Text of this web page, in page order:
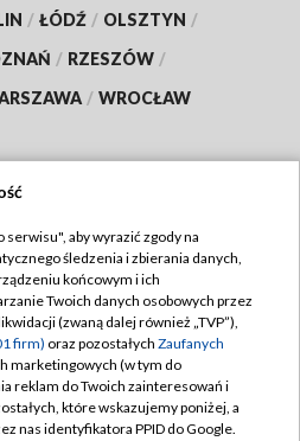
/ ŁÓDŹ / OLSZTYN /
/ RZESZÓW /
/ WROCŁAW
TVP
TVP
prywatności
zgody
Pomoc
aby wyrazić zgody na
śledzenia i zbierania danych,
końcowym i ich
Twoich danych osobowych przez
(zwaną dalej również „TVP”),
firm) oraz pozostałych Zaufanych
marketingowych (w tym do
reklam do Twoich zainteresowań i
które wskazujemy poniżej, a
nas identyfikatora PPID do Google.